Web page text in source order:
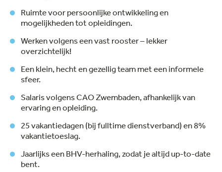
Ruimte voor persoonlijke ontwikkeling en
mogelijkheden tot opleidingen.
Werken volgens een vast rooster – lekker
overzichtelijk!
Een klein, hecht en gezellig team met een informele
sfeer.
Salaris volgens CAO Zwembaden, afhankelijk van
ervaring en opleiding.
25 vakantiedagen (bij fulltime dienstverband) en 8%
vakantietoeslag.
Jaarlijks een BHV-herhaling, zodat je altijd up-to-date
bent.